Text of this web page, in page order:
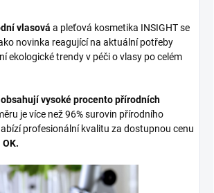
vlasová a pleťová kosmetika INSIGHT se
novinka reagující na aktuální potřeby
ekologické trendy v péči o vlasy po celém
vysoké procento přírodních
je více než 96% surovin přírodního
profesionální kvalitu za dostupnou cenu
OK.